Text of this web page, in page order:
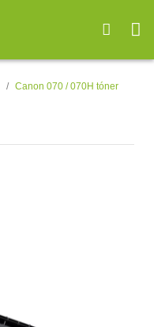
Canon 070 / 070H tóner